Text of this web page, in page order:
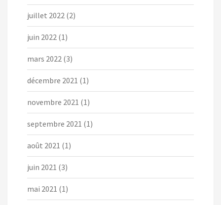
juillet 2022 (2)
juin 2022 (1)
mars 2022 (3)
décembre 2021 (1)
novembre 2021 (1)
septembre 2021 (1)
août 2021 (1)
juin 2021 (3)
mai 2021 (1)